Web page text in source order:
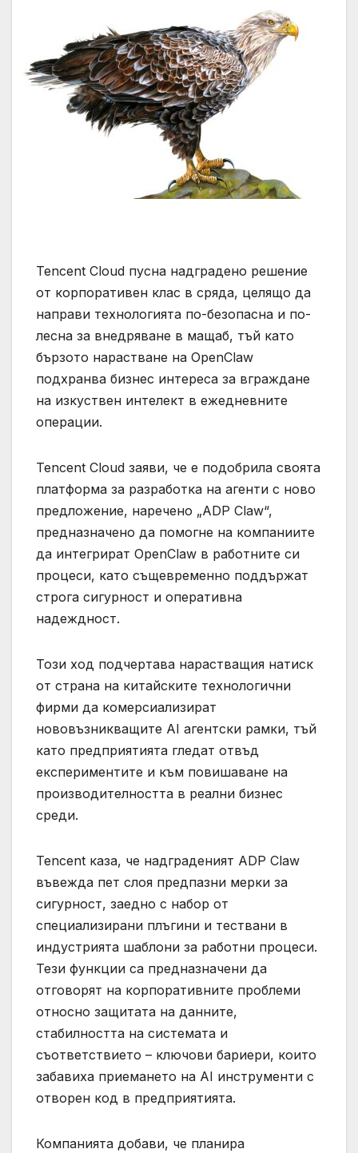
Tencent Cloud пусна надградено решение
от корпоративен клас в сряда, целящо да
направи технологията по-безопасна и по-
лесна за внедряване в мащаб, тъй като
бързото нарастване на OpenClaw
подхранва бизнес интереса за вграждане
на изкуствен интелект в ежедневните
операции.
Tencent Cloud заяви, че е подобрила своята
платформа за разработка на агенти с ново
предложение, наречено „ADP Claw“,
предназначено да помогне на компаниите
да интегрират OpenClaw в работните си
процеси, като същевременно поддържат
строга сигурност и оперативна
надеждност.
Този ход подчертава нарастващия натиск
от страна на китайските технологични
фирми да комерсиализират
нововъзникващите AI агентски рамки, тъй
като предприятията гледат отвъд
експериментите и към повишаване на
производителността в реални бизнес
среди.
Tencent каза, че надграденият ADP Claw
въвежда пет слоя предпазни мерки за
сигурност, заедно с набор от
специализирани плъгини и тествани в
индустрията шаблони за работни процеси.
Тези функции са предназначени да
отговорят на корпоративните проблеми
относно защитата на данните,
стабилността на системата и
съответствието – ключови бариери, които
забавиха приемането на AI инструменти с
отворен код в предприятията.
Компанията добави, че планира